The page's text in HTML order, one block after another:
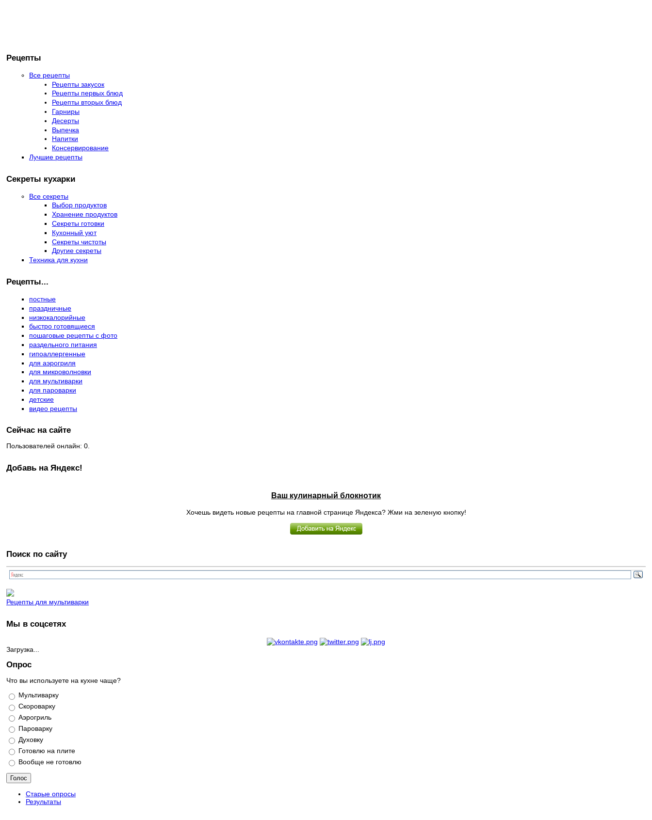
Рецепты
Все рецепты
Рецепты закусок
Рецепты первых блюд
Рецепты вторых блюд
Гарниры
Десерты
Выпечка
Напитки
Консервирование
Лучшие рецепты
Секреты кухарки
Все секреты
Выбор продуктов
Хранение продуктов
Секреты готовки
Кухонный уют
Секреты чистоты
Другие секреты
Техника для кухни
Рецепты...
постные
праздничные
низкокалорийные
быстро готовящиеся
пошаговые рецепты с фото
раздельного питания
гипоаллергенные
для аэрогриля
для микроволновки
для мультиварки
для пароварки
детские
видео рецепты
Сейчас на сайте
Пользователей онлайн: 0.
Добавь на Яндекс!
Ваш кулинарный блокнотик
Хочешь видеть новые рецепты на главной странице Яндекса? Жми на зеленую кнопку!
Поиск по сайту
Рецепты для мультиварки
Мы в соцсетях
Загрузка...
Опрос
Что вы используете на кухне чаще?
Варианты
Мультиварку
Скороварку
Аэрогриль
Пароварку
Духовку
Готовлю на плите
Вообще не готовлю
Старые опросы
Результаты